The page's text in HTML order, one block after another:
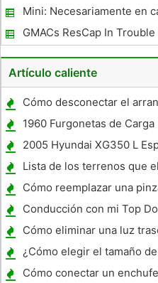
receta para el desastre?
Mini: Necesariamente en
GMACs ResCap In Trouble
Artículo caliente
Cómo desconectar el
un LeSabre 92
1960 Furgonetas de Carga
2005 Hyundai XG350 L
Lista de los terrenos que
más
Cómo reemplazar una
Intrepid
Conducción con mi Top
Cómo eliminar una luz
Honda CR-V
¿Cómo elegir el tamaño
volante
Cómo conectar un